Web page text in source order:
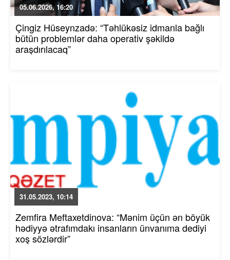
05.06.2026, 16:20
Çingiz Hüseynzadə: “Təhlükəsiz idmanla bağlı
bütün problemlər daha operativ şəkildə
araşdırılacaq”
31.05.2023, 10:14
Zemfira Meftaxetdinova: “Mənim üçün ən böyük
hədiyyə ətrafımdakı insanların ünvanıma dediyi
xoş sözlərdir”